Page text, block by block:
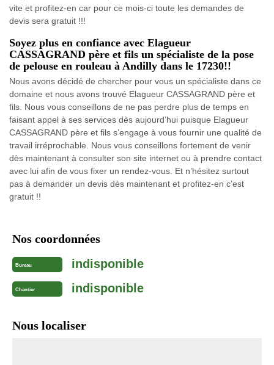
vite et profitez-en car pour ce mois-ci toute les demandes de
devis sera gratuit !!!
Soyez plus en confiance avec Elagueur
CASSAGRAND père et fils un spécialiste de la pose
de pelouse en rouleau à Andilly dans le 17230!!
Nous avons décidé de chercher pour vous un spécialiste dans ce
domaine et nous avons trouvé Elagueur CASSAGRAND père et
fils. Nous vous conseillons de ne pas perdre plus de temps en
faisant appel à ses services dès aujourd’hui puisque Elagueur
CASSAGRAND père et fils s’engage à vous fournir une qualité de
travail irréprochable. Nous vous conseillons fortement de venir
dès maintenant à consulter son site internet ou à prendre contact
avec lui afin de vous fixer un rendez-vous. Et n’hésitez surtout
pas à demander un devis dès maintenant et profitez-en c’est
gratuit !!
Nos coordonnées
Bureau indisponible
Chantier indisponible
Nous localiser